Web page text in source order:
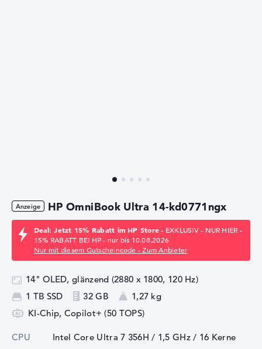
HP OmniBook Ultra 14-kd0771ngx
Deal: Jetzt 15% Rabatt im HP Store- EXKLUSIV - NUR HIER -
15% RABATT BEI HP - nur bis 10.08.2026
Nur mit diesem Gutscheincode - Zum Anbieter
14" OLED, glänzend (2880 x 1800, 120 Hz)
1 TB SSD
32 GB
1,27 kg
KI-Chip, Copilot+ (50 TOPS)
CPU Intel Core Ultra 7 356H / 1,5 GHz/ 16 Kerne